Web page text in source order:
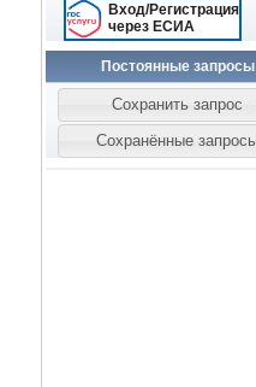
Вход/Регистрация
через ЕСИА
Постоянные запросы